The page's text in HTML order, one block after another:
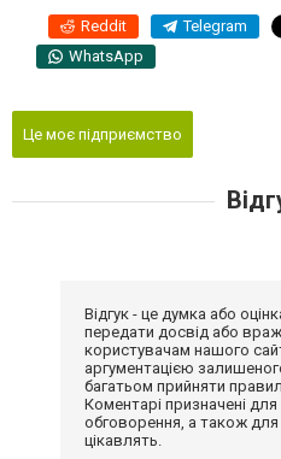
Reddit Telegram
WhatsApp
Це моє підприємство
Відгук - це думка або
передати досвід або
користувачам нашого
аргументацією
багатьом прийняти
Коментарі призначені для
обговорення, а також
цікавлять.